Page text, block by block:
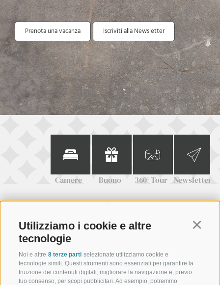
Utilizziamo i cookie e altre
tecnologie
Noi e altre 8 terze parti selezionate utilizziamo cookie e
tecnologie simili. Questi strumenti sono essenziali per garantire la
fruizione dei contenuti digitali, migliorare la navigazione e, previo
tuo consenso, per scopi pubblicitari. Ad esempio, potremmo
Prenota una vacanza Iscriviti alla Newsletter
Camere Buono 360° Tour Newsletter
+39 0473 945623
info@schennerhof.com
Via Scena 3 | I-39017 Scena - Merano